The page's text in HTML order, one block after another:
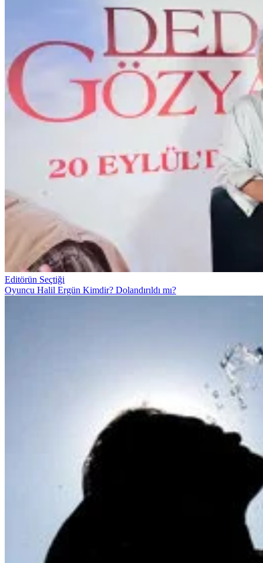
Editörün Seçtiği
Oyuncu Halil Ergün Kimdir? Dolandırıldı mı?